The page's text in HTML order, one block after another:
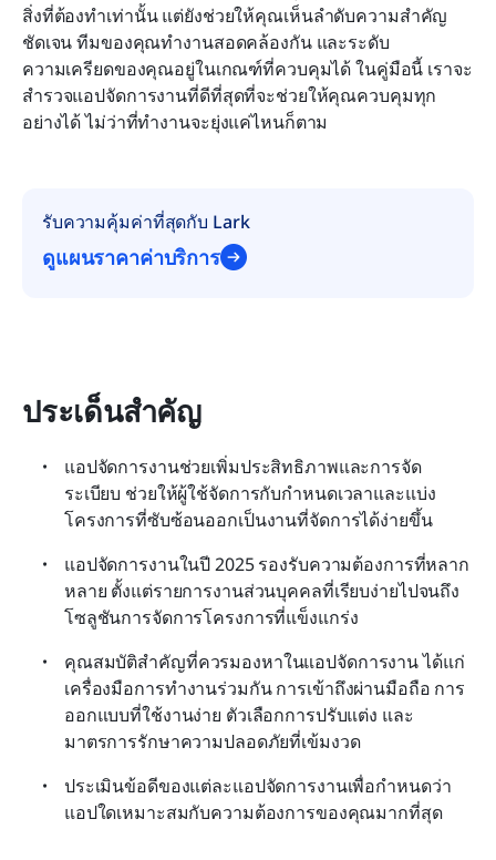
สิ่งที่ต้องทำเท่านั้น แต่ยังช่วยให้คุณเห็นลำดับความสำคัญ
ชัดเจน ทีมของคุณทำงานสอดคล้องกัน และระดับ
ความเครียดของคุณอยู่ในเกณฑ์ที่ควบคุมได้ ในคู่มือนี้ เราจะ
สำรวจแอปจัดการงานที่ดีที่สุดที่จะช่วยให้คุณควบคุมทุก
อย่างได้ ไม่ว่าที่ทำงานจะยุ่งแค่ไหนก็ตาม
รับความคุ้มค่าที่สุดกับ Lark
ดูแผนราคาค่าบริการ
ประเด็นสำคัญ
แอปจัดการงานช่วยเพิ่มประสิทธิภาพและการจัด
ระเบียบ ช่วยให้ผู้ใช้จัดการกับกำหนดเวลาและแบ่ง
โครงการที่ซับซ้อนออกเป็นงานที่จัดการได้ง่ายขึ้น
แอปจัดการงานในปี 2025 รองรับความต้องการที่หลาก
หลาย ตั้งแต่รายการงานส่วนบุคคลที่เรียบง่ายไปจนถึง
โซลูชันการจัดการโครงการที่แข็งแกร่ง
คุณสมบัติสำคัญที่ควรมองหาในแอปจัดการงาน ได้แก่
เครื่องมือการทำงานร่วมกัน การเข้าถึงผ่านมือถือ การ
ออกแบบที่ใช้งานง่าย ตัวเลือกการปรับแต่ง และ
มาตรการรักษาความปลอดภัยที่เข้มงวด
ประเมินข้อดีของแต่ละแอปจัดการงานเพื่อกำหนดว่า
แอปใดเหมาะสมกับความต้องการของคุณมากที่สุด
วิธีเลือกเครื่องมือที่เหมาะสม
คำถามที่พบบ่อย
บทสรุป